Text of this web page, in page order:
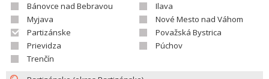
Bánovce nad Bebravou
Ilava
Myjava
Nové Mesto nad Váhom
Partizánske
Považská Bystrica
Prievidza
Púchov
Trenčín